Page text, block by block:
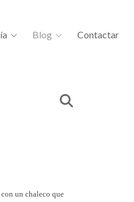
Blog Contactar
un chaleco que